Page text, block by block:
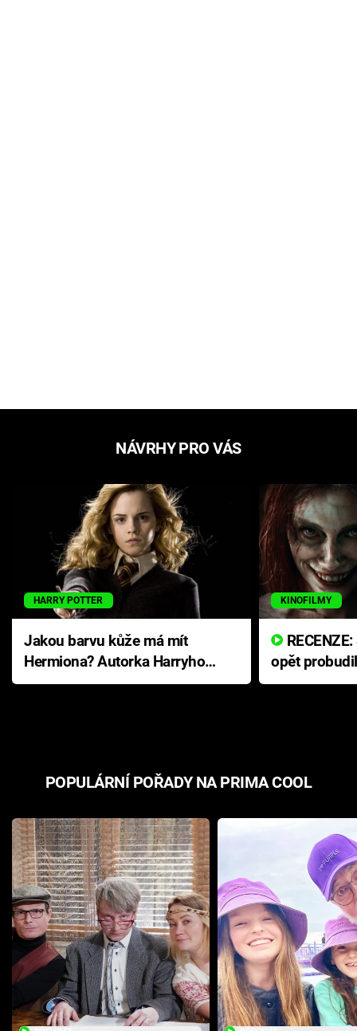
NÁVRHY PRO VÁS
HARRY POTTER
Jakou barvu kůže má mít
Hermiona? Autorka Harryho
Pottera přišla s ráznou
KINOFILMY
opět
přichází s
POPULÁRNÍ POŘADY NA PRIMA COOL